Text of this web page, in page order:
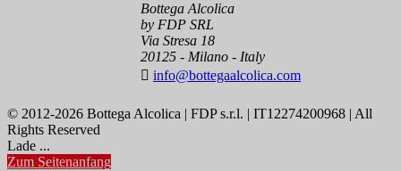
Bottega Alcolica
by FDP SRL
Via Stresa 18
20125 - Milano - Italy
 info@bottegaalcolica.com
© 2012-2026 Bottega Alcolica | FDP s.r.l. | IT12274200968 | All
Rights Reserved
Lade ...
Zum Seitenanfang